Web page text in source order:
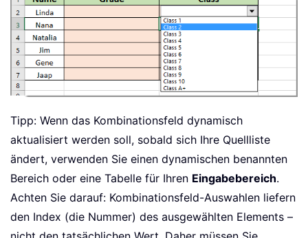
Tipp: Wenn das Kombinationsfeld dynamisch
aktualisiert werden soll, sobald sich Ihre Quellliste
ändert, verwenden Sie einen dynamischen benannten
Bereich oder eine Tabelle für Ihren Eingabebereich.
Achten Sie darauf: Kombinationsfeld-Auswahlen liefern
den Index (die Nummer) des ausgewählten Elements –